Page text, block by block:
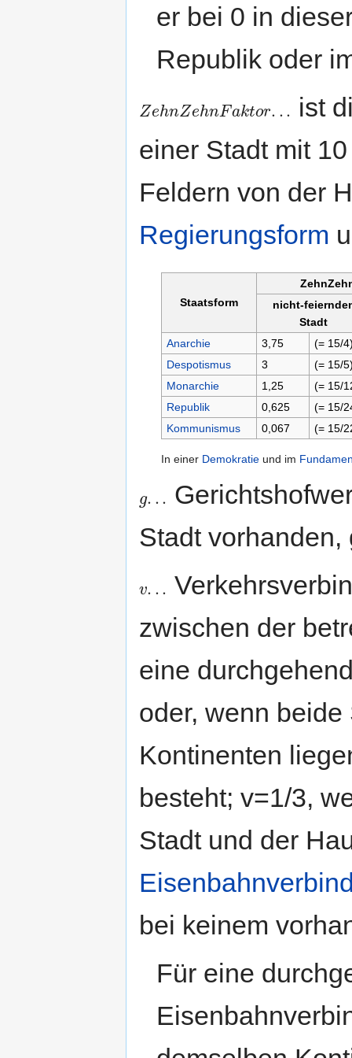
er bei 0 in
Republik oder
ZehnZehnFaktor. . .
ZehnZehnFaktor..
ist
einer Stadt mit
Feldern von der
Regierungsform
Staatsform
nicht-
Stadt
Anarchie
3,75
(= 15/
Despotismus
3
(= 15/
Monarchie
1,25
(= 15/
Republik
0,625
(= 15/
Kommunismus
0,067 (= 15/
In einer Demokratie und im
g. . .
g..
Stadt
v. . .
v...
zwischen der
eine
oder, wenn
Kontinenten
besteht; v=1/3,
Stadt und der
bei keinem
Für eine